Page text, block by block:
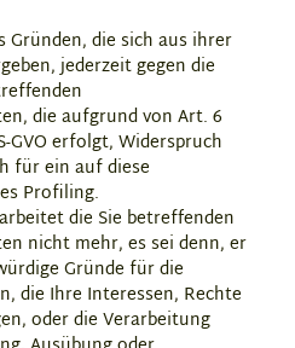
Gründen, die sich aus ihrer
jederzeit gegen die
die aufgrund von Art. 6
GVO erfolgt, Widerspruch
für ein auf diese
Profiling.
die Sie betreffenden
nicht mehr, es sei denn, er
Gründe für die
die Ihre Interessen, Rechte
oder die Verarbeitung